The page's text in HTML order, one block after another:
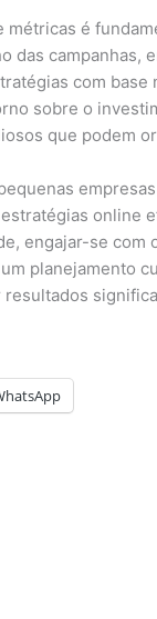
métricas é
das campanhas,
com
sobre o
que podem
online
engajar-se com
planejamento
resultados